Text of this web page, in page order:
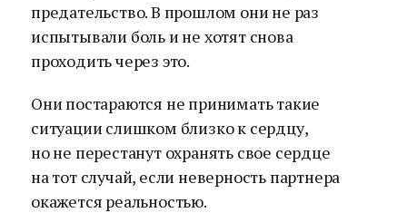
предательство. В прошлом они не раз
испытывали боль и не хотят снова
проходить через это.
Они постараются не принимать такие
ситуации слишком близко к сердцу,
но не перестанут охранять свое сердце
на тот случай, если неверность партнера
окажется реальностью.